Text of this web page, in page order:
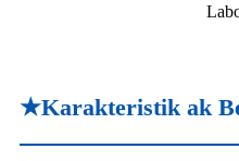
★Karakteristik ak